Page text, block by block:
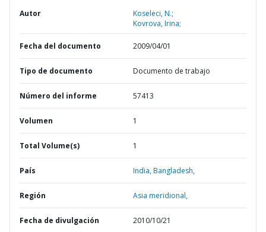
Autor
Koseleci, N.;
Kovrova, Irina;
Fecha del documento 2009/04/01
Tipo de documento Documento de trabajo
Número del informe 57413
Volumen 1
Total Volume(s) 1
País India,Bangladesh,
Región Asia meridional,
Fecha de divulgación 2010/10/21